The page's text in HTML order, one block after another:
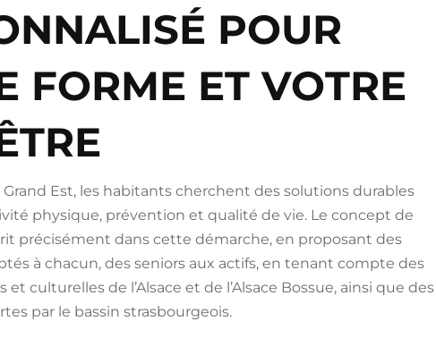
POUR
FORME ET VOTRE
Est, les habitants cherchent des solutions durables
physique, prévention et qualité de vie. Le concept de
précisément dans cette démarche, en proposant des
à chacun, des seniors aux actifs, en tenant compte des
et culturelles de l’Alsace et de l’Alsace Bossue, ainsi que des
par le bassin strasbourgeois.